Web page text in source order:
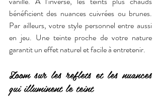
bénéficient des nuances cuivrées ou brunes.
Par ailleurs, votre style personnel entre aussi
en jeu. Une teinte proche de votre nature
garantit un effet naturel et facile à entretenir.
Zoom sur les reflets et les nuances
qui illuminent le teint